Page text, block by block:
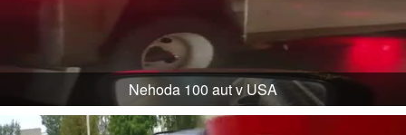
Nehoda 100 aut v USA